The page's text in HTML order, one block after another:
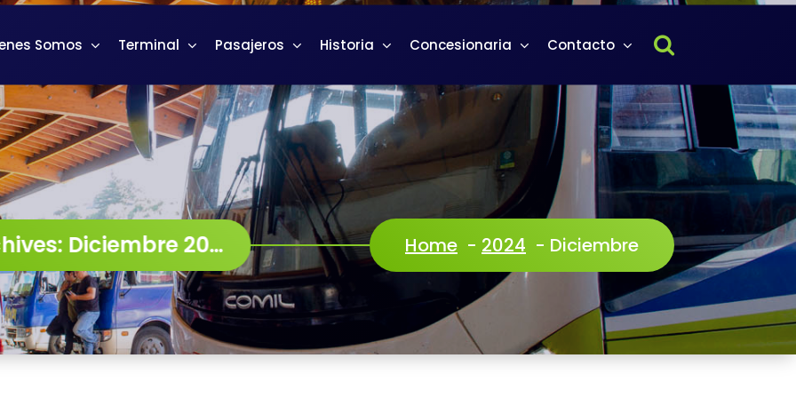
Somos Terminal Pasajeros Historia Concesionaria Contacto
Monthly Archives: Diciembre 2024 Home - 2024 - Diciembre